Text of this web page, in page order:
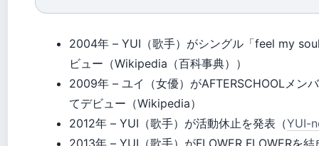
2004年 – YUI（歌手）がシングル「feel my
ビュー（Wikipedia（百科事典））
2009年 – ユイ（女優）がAFTERSCHOOLメン
てデビュー（Wikipedia）
2012年 – YUI（歌手）が活動休止を発表（YUI-
2013年 – YUI（歌手）がFLOWER FLOWERを結